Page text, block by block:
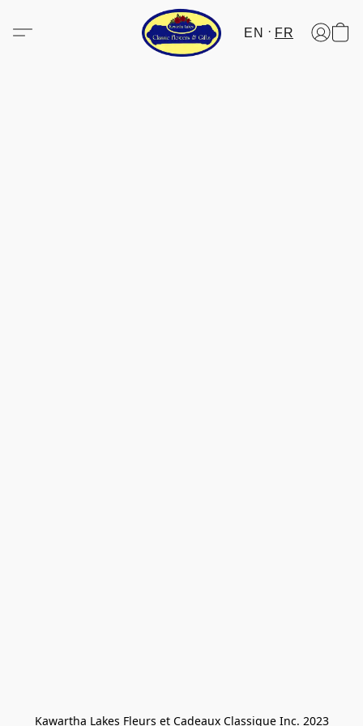
EN FR
Kawartha Lakes Fleurs et Cadeaux Classique Inc. 2023